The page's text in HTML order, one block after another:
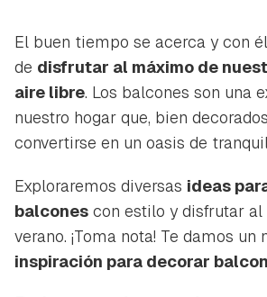
El buen tiempo se acerca y con
de disfrutar al máximo de
aire libre. Los balcones son una
nuestro hogar que, bien
convertirse en un oasis de
Exploraremos diversas ideas
balcones con estilo y disfrutar
verano. ¡Toma nota! Te damos un
inspiración para decorar